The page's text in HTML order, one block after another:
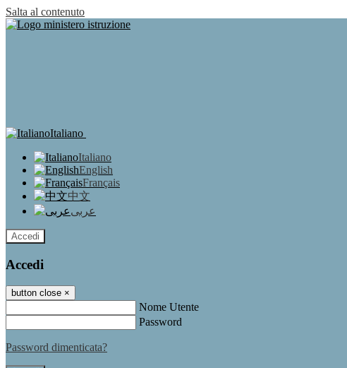
Salta al contenuto
Italiano
Italiano
English
Français
中文
عربى
Accedi
Accedi
button close ×
Nome Utente
Password
Password dimenticata?